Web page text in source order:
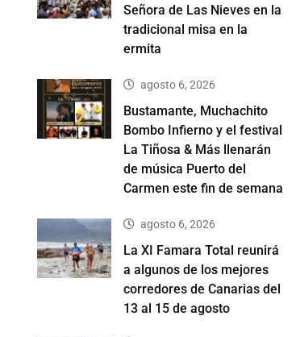
Señora de Las Nieves en la
tradicional misa en la
ermita
agosto 6, 2026
Bustamante, Muchachito
Bombo Infierno y el festival
La Tiñosa & Más llenarán
de música Puerto del
Carmen este fin de semana
agosto 6, 2026
La XI Famara Total reunirá
a algunos de los mejores
corredores de Canarias del
13 al 15 de agosto